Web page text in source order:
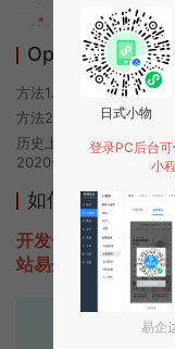
OpenPlay足球
方法1. 使用微信扫描本
方法2. 在微信中搜索
历史上的今时小程序由
2020-10-16 01:00发布
如何开发类似
开发一款类似
站易企达客服即可
易
日式小物
登录PC后台
小
易企